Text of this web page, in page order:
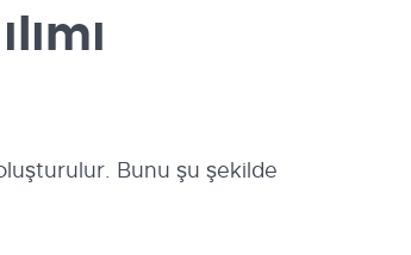
Bunu şu şekilde